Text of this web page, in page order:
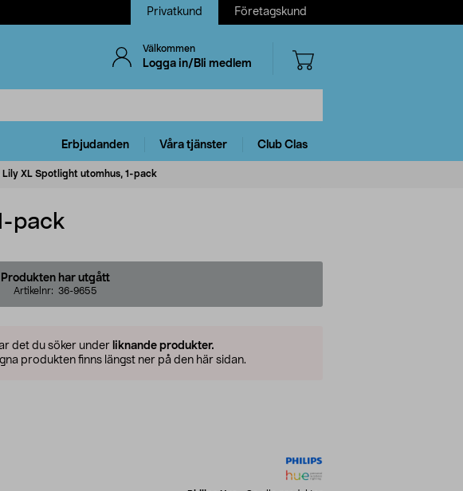
Privatkund Företagskund
Välkommen
Logga in/Bli medlem
Erbjudanden Våra tjänster Club Clas
Lily XL Spotlight utomhus, 1-pack
pack
Produkten har utgått
Artikelnr: 36-9655
det du söker under liknande produkter.
produkten finns längst ner på den här sidan.